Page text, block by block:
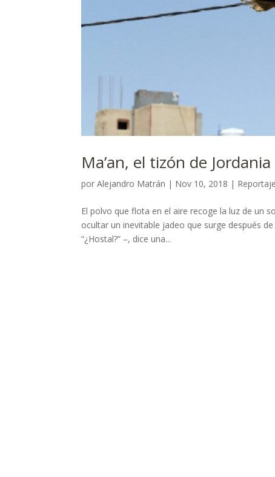
Ma’an, el tizón de Jordania
porAlejandro Matrán | Nov 10, 2018 |
El polvo que flota en el aire recoge la luz de un
ocultar un inevitable jadeo que surge después
“¿Hostal?” –, dice una...